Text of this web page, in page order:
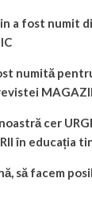
a fost numit
numită
cer
în educația
să facem